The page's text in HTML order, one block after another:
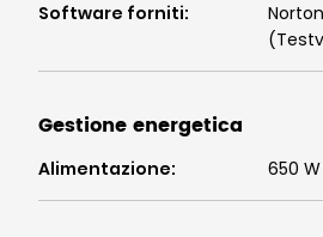
Software forniti:
Gestione energetica
Alimentazione: 650 W